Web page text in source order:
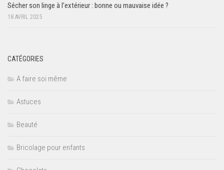
Sécher son linge à l’extérieur : bonne ou mauvaise idée ?
18 AVRIL 2025
CATÉGORIES
A faire soi même
Astuces
Beauté
Bricolage pour enfants